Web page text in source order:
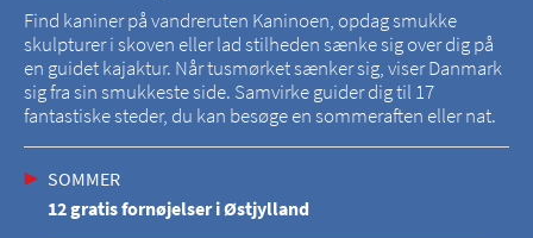
Find kaniner på vandreruten Kaninoen, opdag smukke
skulpturer i skoven eller lad stilheden sænke sig over dig på
en guidet kajaktur. Når tusmørket sænker sig, viser Danmark
sig fra sin smukkeste side. Samvirke guider dig til 17
fantastiske steder, du kan besøge en sommeraften eller nat.
SOMMER
12 gratis fornøjelser i Østjylland